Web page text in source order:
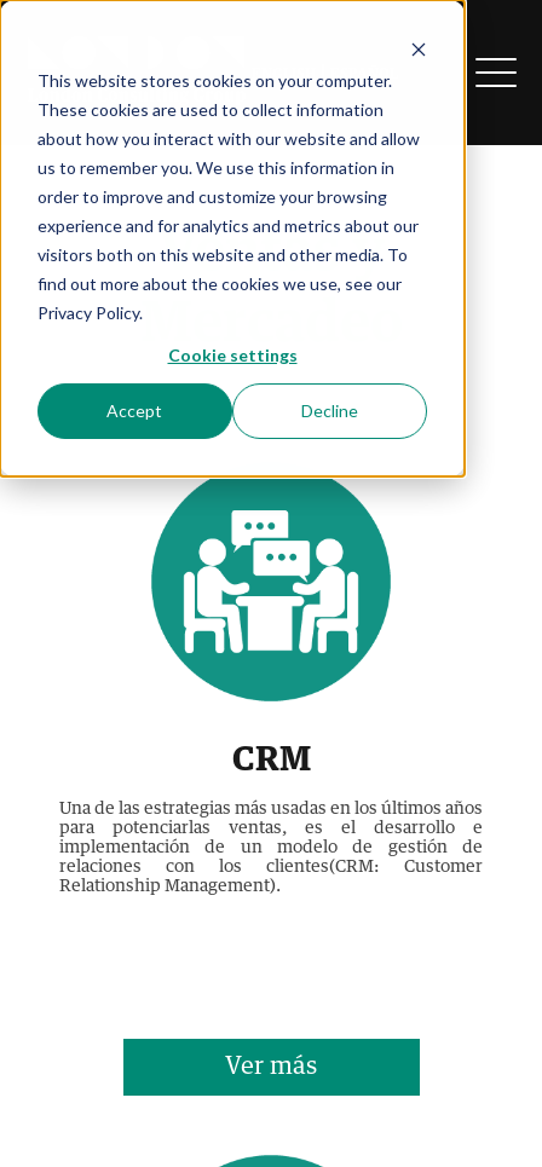
This website stores cookies on your computer.
These cookies are used to collect information
about how you interact with our website and allow
us to remember you. We use this information in
order to improve and customize your browsing
experience and for analytics and metrics about our
visitors both on this website and other media. To
find out more about the cookies we use, see our
Privacy Policy.
Cookie settings
Accept Decline
ESPAÑOL
Ventas y
Mercadeo
CRM
Una de las estrategias más usadas en los últimos años
para potenciarlas ventas, es el desarrollo e
implementación de un modelo de gestión de
relaciones con los clientes(CRM: Customer
Relationship Management).
Ver más